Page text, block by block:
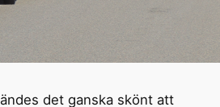
det ganska skönt att